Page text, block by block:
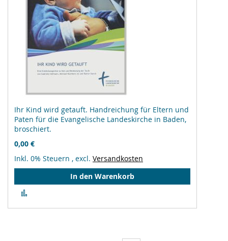
Ihr Kind wird getauft. Handreichung für Eltern und
Paten für die Evangelische Landeskirche in Baden,
broschiert.
0,00 €
Inkl. 0% Steuern , excl. Versandkosten
In den Warenkorb
hinzufügen